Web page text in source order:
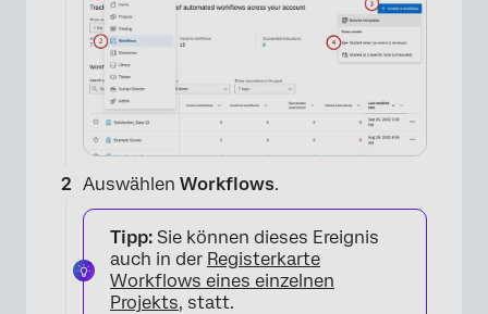
Auswählen Workflows.
Tipp: Sie können dieses Ereignis
auch in der Registerkarte
Workflows eines einzelnen
Projekts, statt.